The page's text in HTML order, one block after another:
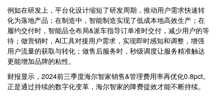
例如在研发上，平台化设计缩短了研发周期，推动用户需求快速转
化为落地产品；在制造中，智能制造实现了低成本地高效生产；在
履约交付时，智能品仓布局&派车指导订单准时交付，减少用户的等
待；做营销时，AI工具对接用户需求，实现即时感知和调整，增强
用户流量的获取与转化；做售后服务时，秒级调度让服务精准触达
更能增加品牌的粘性。
财报显示，2024前三季度海尔智家销售&管理费用率再优化0.8pct。
正是通过持续的数字化变革，海尔智家的降费提效才能不断持续。